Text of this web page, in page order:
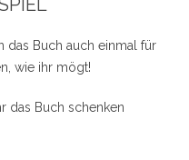
das Buch auch einmal für
wie ihr mögt!
das Buch schenken